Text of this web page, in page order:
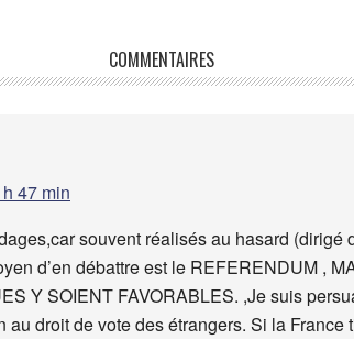
COMMENTAIRES
47 min
souvent réalisés au hasard (dirigé
d’en débattre est le REFERENDUM ,
Y SOIENT FAVORABLES. ,Je suis
au droit de vote des étrangers. Si la France